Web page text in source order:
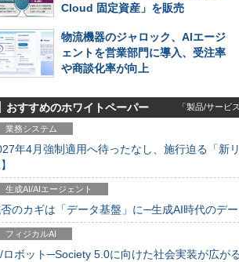
Cloud 固定資産」を販売
物流機器のジャロック、AIエージ
ェントを営業部門に導入、受注率
や商談化率が向上
おすすめのホワイトペーパー 「製品/サービ
業務システム
年4月強制適用へ待ったなし、施行迫る「新
生成AI/AIエージェント
のカギは「データ基盤」に─生成AI時代のデ
フィジカルAI
ロボット─Society 5.0に向けた社会実装が広が